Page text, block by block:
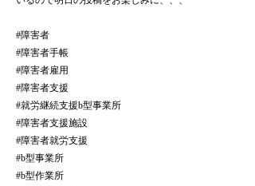
#障害者
#障害者手帳
#障害者雇用
#障害者支援
#就労継続支援b型事業所
#障害者支援施設
#障害者就労支援
#b型事業所
#b型作業所